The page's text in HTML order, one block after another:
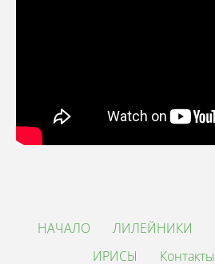
НАЧАЛО ЛИЛЕЙНИКИ
ИРИСЫ
Контакты